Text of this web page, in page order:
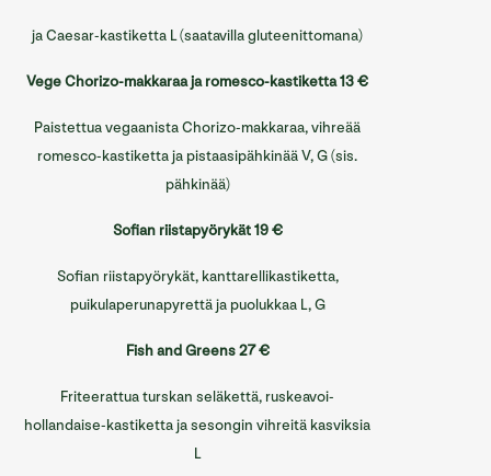
ja Caesar-kastiketta L (saatavilla gluteenittomana)
Vege Chorizo-makkaraa ja romesco-kastiketta 13 €
Paistettua vegaanista Chorizo-makkaraa, vihreää
romesco-kastiketta ja pistaasipähkinää V, G (sis.
pähkinää)
Sofian riistapyörykät 19 €
Sofian riistapyörykät, kanttarellikastiketta,
puikulaperunapyrettä ja puolukkaa L, G
Fish and Greens 27 €
Friteerattua turskan seläkettä, ruskeavoi-
hollandaise-kastiketta ja sesongin vihreitä kasviksia
L